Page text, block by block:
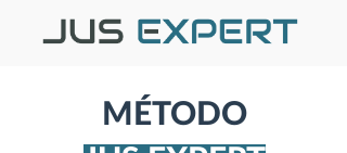
MÉTODO